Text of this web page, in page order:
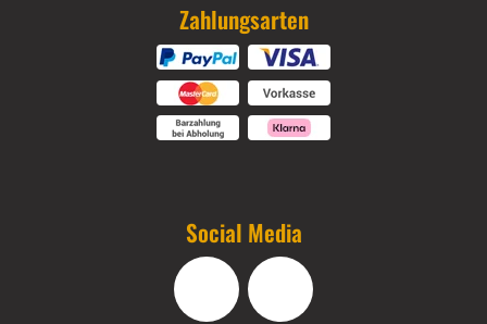
Zahlungsarten
Social Media
Facebook Instagram